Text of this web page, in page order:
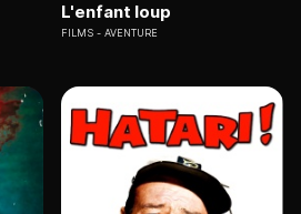
L'enfant loup
FILMS AVENTURE